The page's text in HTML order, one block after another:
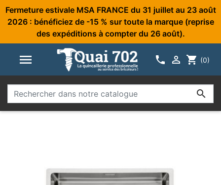
Fermeture estivale MSA FRANCE du 31 juillet au 23 août
2026 : bénéficiez de -15 % sur toute la marque (reprise
des expéditions à compter du 26 août).
   shopping_cart (0)
